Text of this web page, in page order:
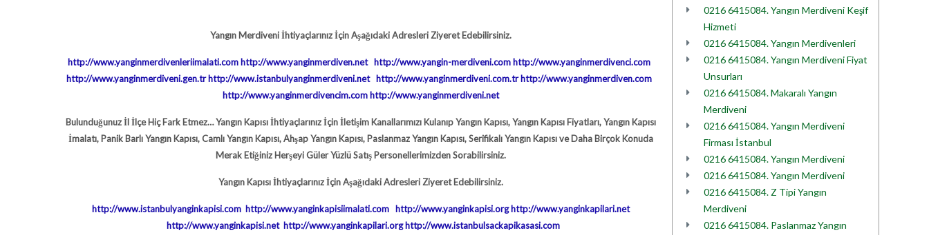
Yangın Merdiveni İhtiyaçlarınız İçin Aşağıdaki Adresleri Ziyeret Edebilirsiniz.
http://www.yanginmerdivenleriimalati.com http://www.yanginmerdiven.net http://www.yangin-merdiveni.com http://www.yanginmerdivenci.com
http://www.yanginmerdiveni.gen.tr http://www.istanbulyanginmerdiveni.net http://www.yanginmerdiveni.com.tr http://www.yanginmerdiven.com
http://www.yanginmerdivencim.com http://www.yanginmerdiveni.net
Bulunduğunuz İl İlçe Hiç Fark Etmez… Yangın Kapısı İhtiyaçlarınız İçin İletişim Kanallarımızı Kulanıp Yangın Kapısı, Yangın Kapısı Fiyatları, Yangın Kapısı
İmalatı, Panik Barlı Yangın Kapısı, Camlı Yangın Kapısı, Ahşap Yangın Kapısı, Paslanmaz Yangın Kapısı, Serifikalı Yangın Kapısı ve Daha Birçok Konuda
Merak Etiğiniz Herşeyi Güler Yüzlü Satış Personellerimizden Sorabilirsiniz.
Yangın Kapısı İhtiyaçlarınız İçin Aşağıdaki Adresleri Ziyeret Edebilirsiniz.
http://www.istanbulyanginkapisi.com http://www.yanginkapisiimalati.com http://www.yanginkapisi.org http://www.yanginkapilari.net
http://www.yanginkapisi.net http://www.yanginkapilari.org http://www.istanbulsackapikasasi.com
0216 6415084. Yangın Merdiveni Keşif
Hizmeti
0216 6415084. Yangın Merdivenleri
0216 6415084. Yangın Merdiveni Fiyat
Unsurları
0216 6415084. Makaralı Yangın
Merdiveni
0216 6415084. Yangın Merdiveni
Firması İstanbul
0216 6415084. Yangın Merdiveni
0216 6415084. Yangın Merdiveni
0216 6415084. Z Tipi Yangın
Merdiveni
0216 6415084. Paslanmaz Yangın